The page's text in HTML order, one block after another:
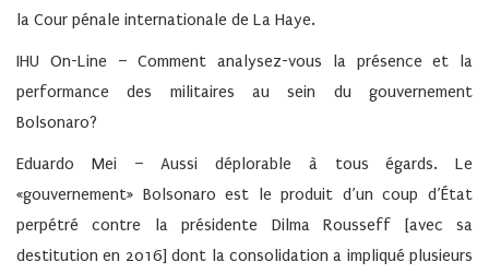
la Cour pénale internationale de La Haye.
IHU On-Line – Comment analysez-vous la présence et la
performance des militaires au sein du gouvernement
Bolsonaro?
Eduardo Mei – Aussi déplorable à tous égards. Le
«gouvernement» Bolsonaro est le produit d’un coup d’État
perpétré contre la présidente Dilma Rousseff [avec sa
destitution en 2016] dont la consolidation a impliqué plusieurs